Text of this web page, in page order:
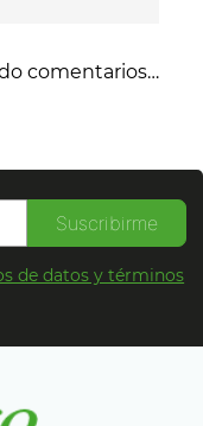
comentarios…
Suscribirme
de datos y términos